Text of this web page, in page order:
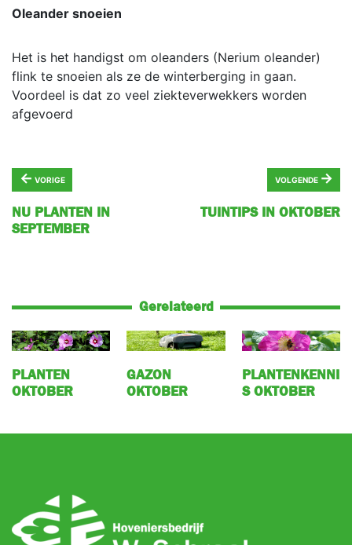
Oleander snoeien
Het is het handigst om oleanders (Nerium oleander)
flink te snoeien als ze de winterberging in gaan.
Voordeel is dat zo veel ziekteverwekkers worden
afgevoerd
← VORIGE
NU PLANTEN IN
SEPTEMBER
VOLGENDE →
TUINTIPS IN OKTOBER
Gerelateerd
PLANTEN
OKTOBER
GAZON
OKTOBER
PLANTENKENNI
S OKTOBER